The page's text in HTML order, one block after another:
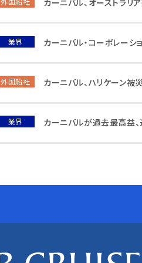
カーニバル、オーストラリ
業界 カーニバル・コーポレーシ
外国船社 カーニバル、ハリケーン
業界 カーニバルが過去最高益